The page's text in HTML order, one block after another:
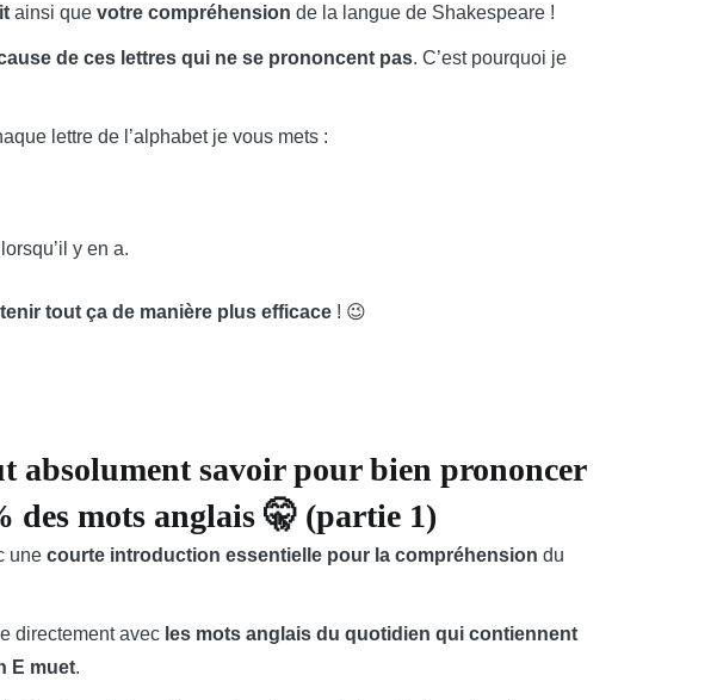
ainsi que votre compréhension de la langue de Shakespeare !
de ces lettres qui ne se prononcent pas. C’est pourquoi je
lettre de l’alphabet je vous mets :
y en a.
tout ça de manière plus efficace ! 😉
absolument savoir pour bien prononcer
des mots anglais 🤫 (partie 1)
unecourte introduction essentielle pour la compréhension du
directement avec les mots anglais du quotidien qui contiennent
E muet.